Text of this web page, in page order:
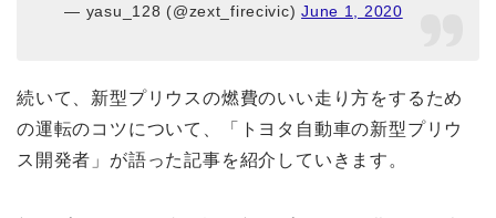
— yasu_128 (@zext_firecivic)June 1, 2020
続いて、新型プリウスの燃費のいい走り方をするため
の運転のコツについて、「トヨタ自動車の新型プリウ
ス開発者」が語った記事を紹介していきます。